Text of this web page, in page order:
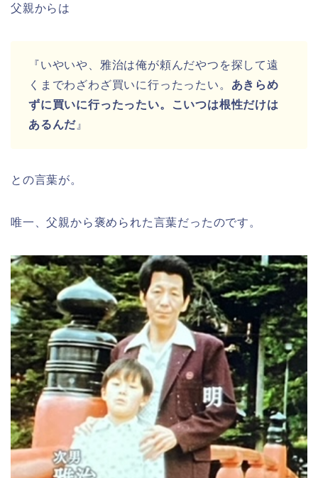
父親からは
『いやいや、雅治は俺が頼んだやつを探して遠
くまでわざわざ買いに行ったったい。 あきらめ
ずに買いに行ったったい。こいつは根性だけは
あるんだ 』
との言葉が。
唯一、父親から褒められた言葉だったのです。